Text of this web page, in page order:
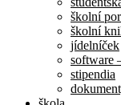
školní
školní
jídelníček
software
stipendia